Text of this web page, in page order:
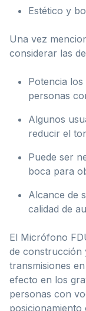
Estético y
Una vez
considerar las
Potencia
personas
Algunos
reducir el
Puede ser
boca para
Alcance de
calidad de
El Micrófono
de construcción
transmisiones
efecto en los
personas con